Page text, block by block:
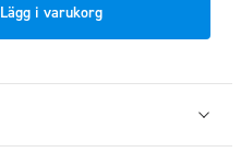
Lägg i varukorg